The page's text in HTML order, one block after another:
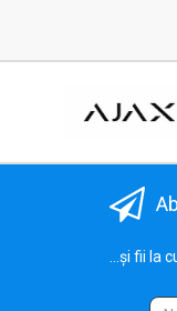
...și fii la